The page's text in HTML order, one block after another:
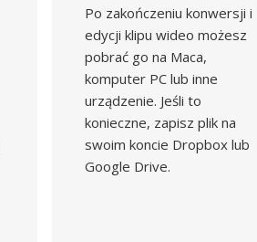
Po zakończeniu konwersji i
edycji klipu wideo możesz
pobrać go na Maca,
komputer PC lub inne
urządzenie. Jeśli to
konieczne, zapisz plik na
swoim koncie Dropbox lub
Google Drive.